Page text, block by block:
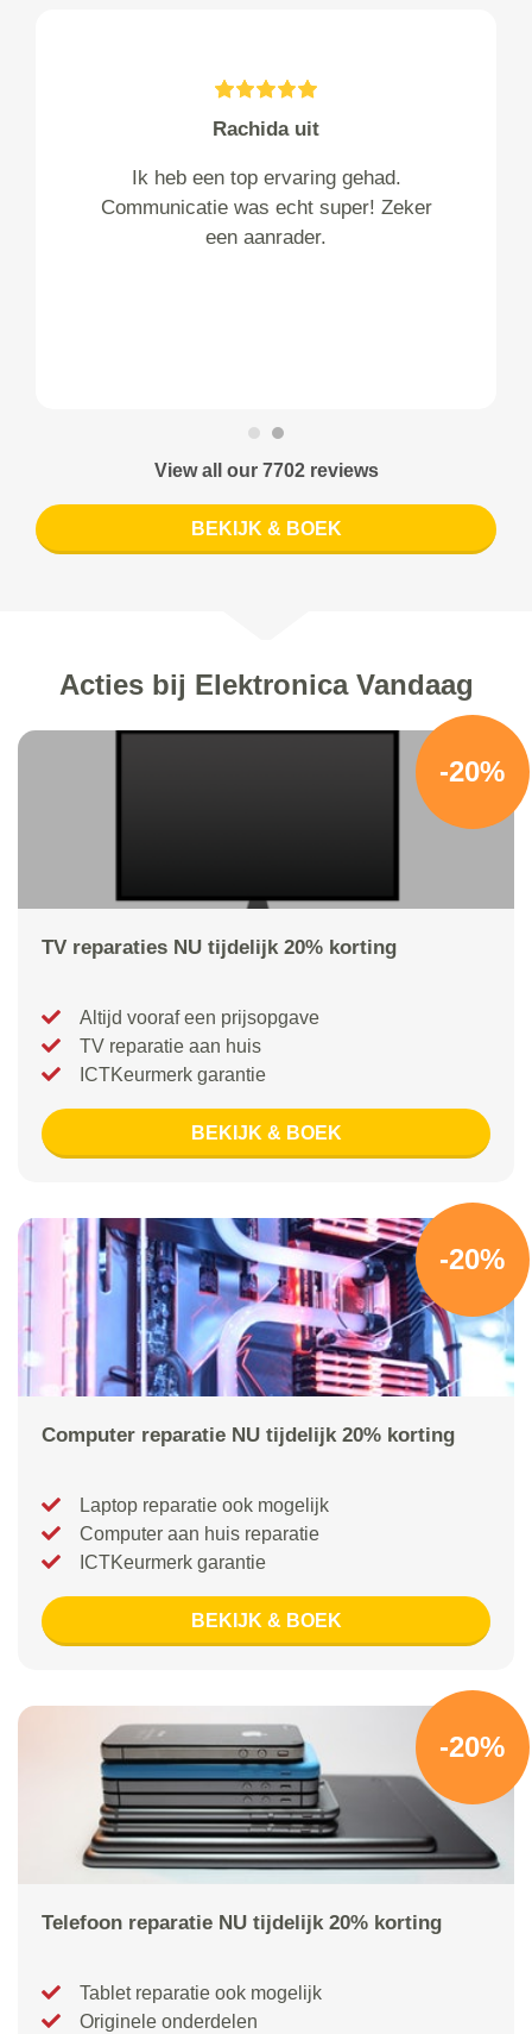
Rachida uit
Ik heb een top ervaring gehad.
Communicatie was echt super! Zeker
een aanrader.
View all our 7702 reviews
BEKIJK & BOEK
Acties bij Elektronica Vandaag
-20%
TV reparaties NU tijdelijk 20% korting
Altijd vooraf een prijsopgave
TV reparatie aan huis
ICTKeurmerk garantie
BEKIJK & BOEK
-20%
Computer reparatie NU tijdelijk 20% korting
Laptop reparatie ook mogelijk
Computer aan huis reparatie
ICTKeurmerk garantie
BEKIJK & BOEK
-20%
Telefoon reparatie NU tijdelijk 20% korting
Tablet reparatie ook mogelijk
Originele onderdelen